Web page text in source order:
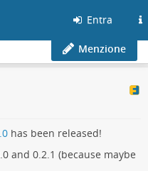
Entra
Menzione
has been released!
and 0.2.1 (because maybe